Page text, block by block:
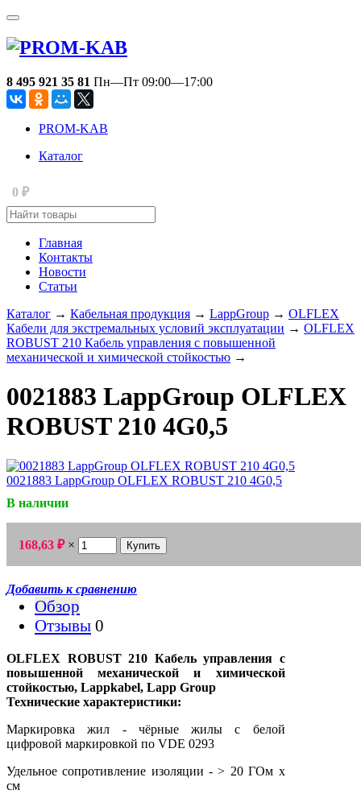
8 495 921 35 81 Пн—Пт 09:00—17:00
PROM-KAB
Каталог
0 ₽
Главная
Контакты
Новости
Статьи
Каталог → Кабельная продукция → LappGroup → OLFLEX
Кабели для экстремальных условий эксплуатации → OLFLEX
ROBUST 210 Кабель управления с повышенной
механической и химической стойкостью →
0021883 LappGroup OLFLEX
ROBUST 210 4G0,5
В наличии
168,63 ₽ ×
Добавить к сравнению
Обзор
Отзывы 0
OLFLEX ROBUST 210 Кабель управления с
повышенной механической и химической
стойкостью, Lappkabel, Lapp Group
Технические характеристики:
Маркировка жил - чёрные жилы с белой
цифровой маркировкой по VDE 0293
Удельное сопротивление изоляции - > 20 ГОм х
см